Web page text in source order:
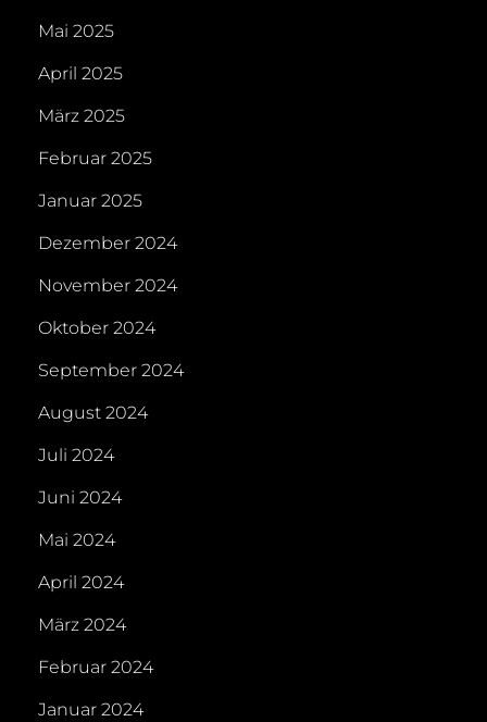
Mai 2025
April 2025
März 2025
Februar 2025
Januar 2025
Dezember 2024
November 2024
Oktober 2024
September 2024
August 2024
Juli 2024
Juni 2024
Mai 2024
April 2024
März 2024
Februar 2024
Januar 2024